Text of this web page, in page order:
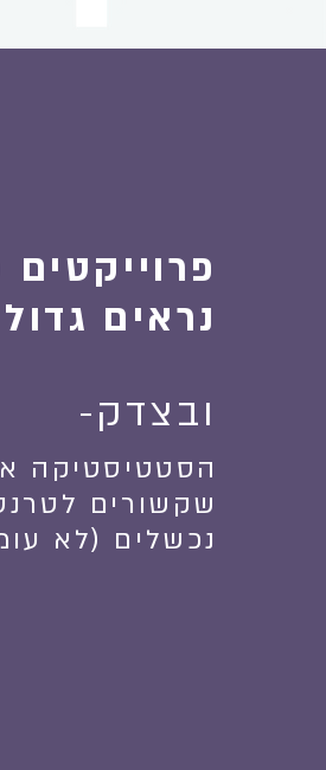
נראים
ובצדק-
שקשורים
נכשלים (לא